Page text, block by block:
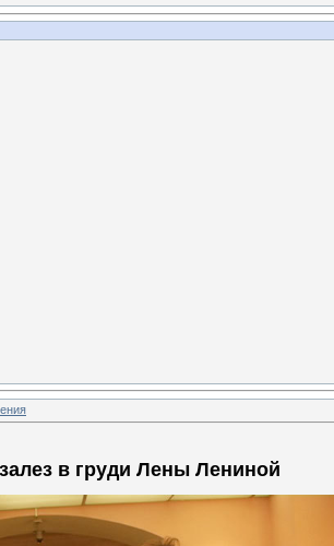
в груди Лены Лениной